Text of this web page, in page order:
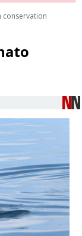
conservation